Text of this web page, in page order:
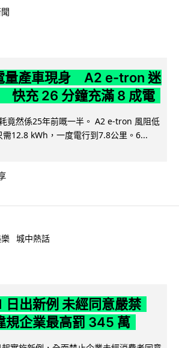
量產車現身 A2 e-tron 迷
快充 26 分鐘充滿 8 成電
竟然係25年前嘅一半。 A2 e-tron 風阻低
12.8 kWh，一度電行到7.8公里。6...
城中熱話
日出新例 未經同意嚴禁
規企業最高罰 345 萬